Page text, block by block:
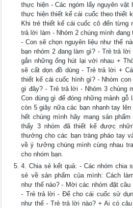
thực hiện - Các ngóm lấy nguyên vật
thực hiện thiết kế cái cuốc theo thiết
Khi trẻ thiết kế cái cuốc cô đến từng
trả lời làm - Nhóm 2 chúng mình
- Con sẽ chọn nguyên liệu như thế
bạn nhóm 2 đang làm gì? - Trẻ trả
gắn những ống hút lại với nhau +
sẽ cất dọn đồ dùng - Trẻ trả lời +
thiết kế cái cuốc hình gì? - Nhóm
gì đây? - Trẻ trả lời - Nhóm 3 chúng
Con dùng gì để đóng những mảnh gỗ
còn 5 giây nữa các bạn nhanh tay
hết chúng mình hãy mang sản
thấy 3 nhóm đã thiết kế được
thưởng cho các bạn tràng pháo tay
về ý tưởng chúng mình cùng nhau
cho nhóm bạn.
4. Chia sẻ kết quả: - Các nhóm chia
sẻ về sản phẩm của mình: Cách
như thế nào? - Mời các nhóm đặt câu
- Trẻ trả lời - Để cho cái cuốc sử
như thế - Trẻ trả lời nào? + Ai có